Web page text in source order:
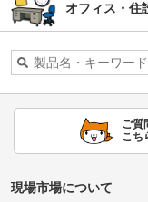
オフィス・住
ご質
こち
現場市場について